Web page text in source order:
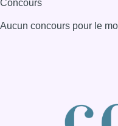
Concours
Aucun concours pour le